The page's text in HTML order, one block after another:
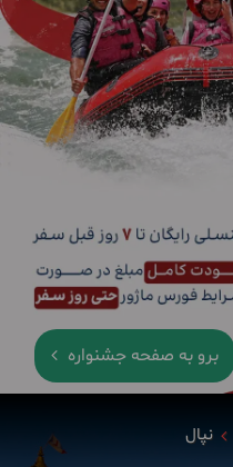
برو به صفحه جشنواره
نپال